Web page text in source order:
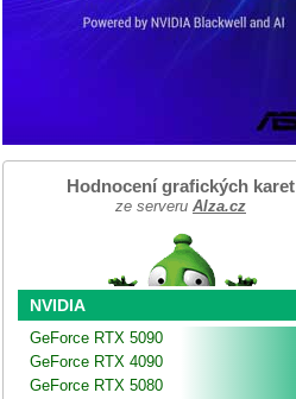
Hodnocení grafických karet
ze serveru Alza.cz
NVIDIA
GeForce RTX 5090
GeForce RTX 4090
GeForce RTX 5080